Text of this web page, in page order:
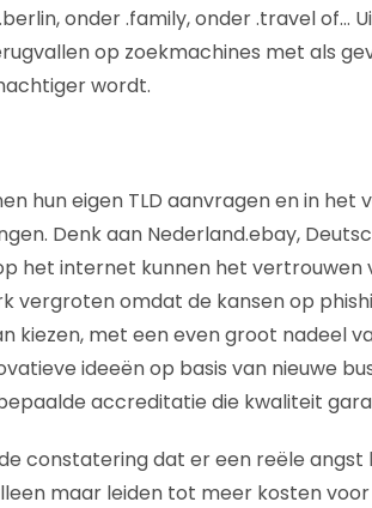
onder .family, onder .travel of…
op zoekmachines met als
wordt.
hun eigen TLD aanvragen en in het
Denk aan Nederland.ebay,
het internet kunnen het
vergroten omdat de kansen op
kiezen, met een even groot nadeel
ideeën op basis van nieuwe
bepaalde accreditatie die kwaliteit
constatering dat er een reële angst
maar leiden tot meer kosten